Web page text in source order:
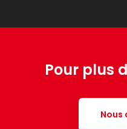
Pour plus